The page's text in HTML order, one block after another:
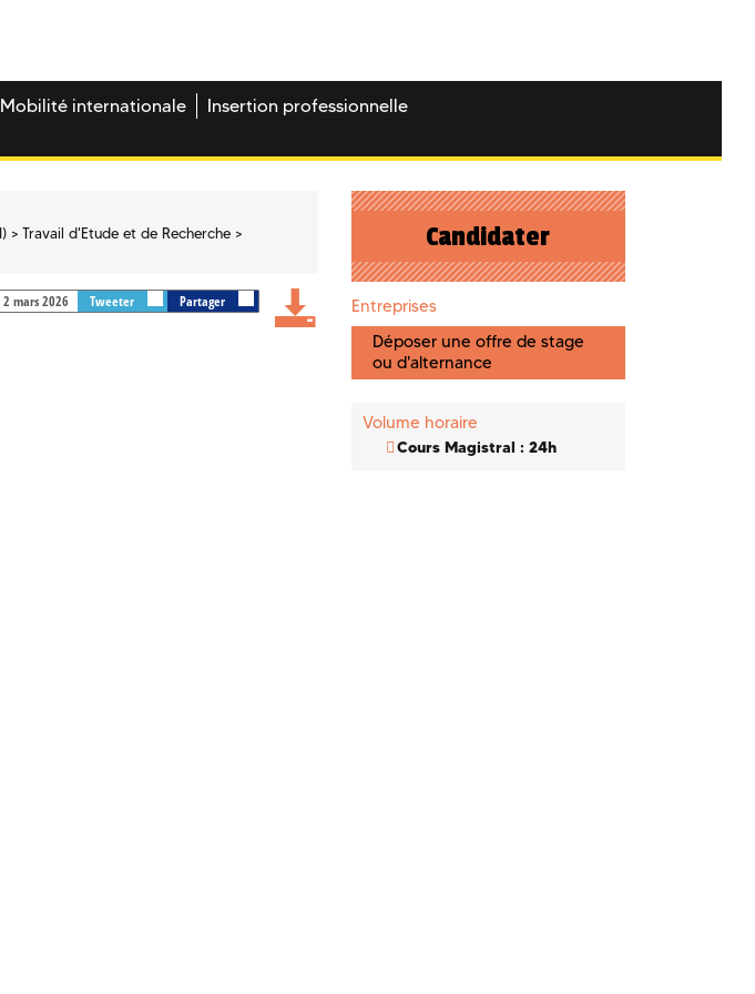
Mobilité internationale
Insertion professionnelle
Travail d'Etude et de Recherche
mars 2026 Tweeter Partager
Candidater
Entreprises
Déposer une offre de stage
ou d'alternance
Volume horaire
Cours Magistral : 24h